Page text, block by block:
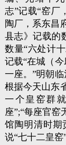
志”记载“窑厂
陶厂，系东昌
县志》记载的
数量“六处计
记载“在城（
一座。”明朝
根据今天山东
一个皇窑群
座”;“每座官窑
馆陶明清时期
说“七十二皇窑